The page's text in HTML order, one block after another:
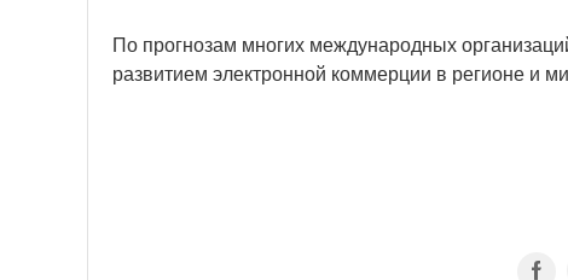
По прогнозам многих международных
развитием электронной коммерции в регионе и